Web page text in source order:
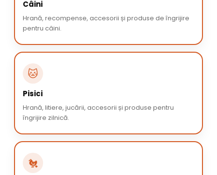
Câini
Hrană, recompense, accesorii și produse de îngrijire
pentru câini.
🐱
Pisici
Hrană, litiere, jucării, accesorii și produse pentru
îngrijire zilnică.
🐔